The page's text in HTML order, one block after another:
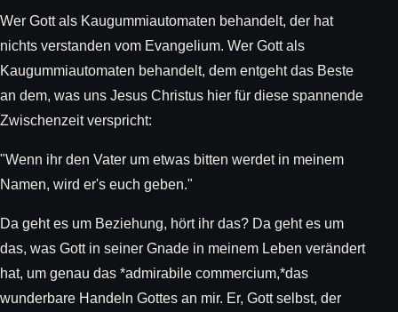
Wer Gott als Kaugummiautomaten behandelt, der hat
nichts verstanden vom Evangelium. Wer Gott als
Kaugummiautomaten behandelt, dem entgeht das Beste
an dem, was uns Jesus Christus hier für diese spannende
Zwischenzeit verspricht:
"Wenn ihr den Vater um etwas bitten werdet in meinem
Namen, wird er's euch geben."
Da geht es um Beziehung, hört ihr das? Da geht es um
das, was Gott in seiner Gnade in meinem Leben verändert
hat, um genau das *admirabile commercium,*das
wunderbare Handeln Gottes an mir. Er, Gott selbst, der